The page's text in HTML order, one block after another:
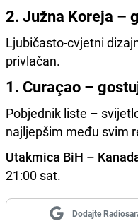
2. Južna Koreja –
Ljubičasto-cvjetni
privlačan.
1. Curaçao –
Pobjednik liste –
najljepšim među svim
Utakmica BiH –
21:00 sat.
Dodajte